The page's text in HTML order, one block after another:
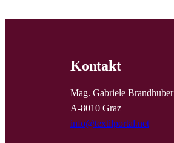
Kontakt
Mag. Gabriele Brandhuber
A-8010 Graz
info@textilportal.net